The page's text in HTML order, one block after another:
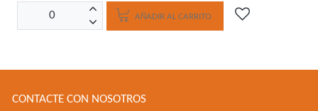
AÑADIR AL CARRITO
CONTACTE CON NOSOTROS